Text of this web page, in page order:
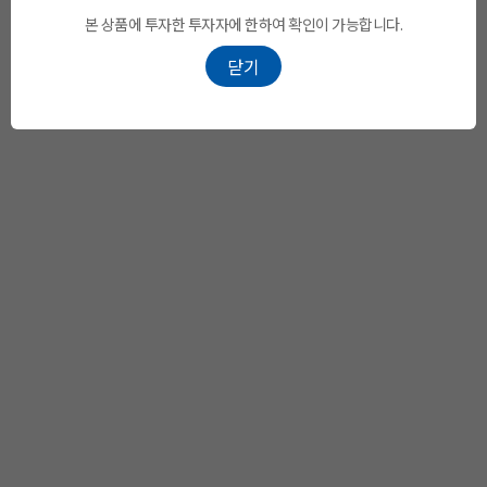
본 상품에 투자한 투자자에 한하여 확인이 가능합니다.
닫기